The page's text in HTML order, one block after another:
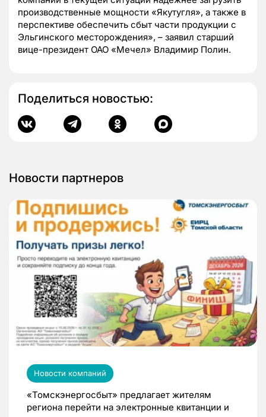
производственные мощности «Якутугля», а также в
перспективе обеспечить сбыт части продукции с
Эльгинского месторождения», – заявил старший
вице-президент ОАО «Мечел» Владимир Полин.
Поделиться новостью:
Новости партнеров
Новости компаний
«Томскэнергосбыт» предлагает жителям
региона перейти на электронные квитанции и